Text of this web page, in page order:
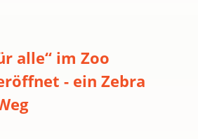
alle“ im Zoo
- ein Zebra